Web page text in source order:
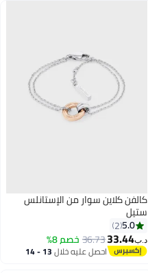
كالفن كلاين سوار من الإستانلس
ستيل
5.0
2
د.ب‏33.44
36.73خصم 8%
احصل عليه خلال 13 - 14